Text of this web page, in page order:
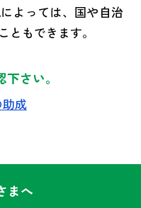
よっては、国や自治
ともできます。
さい。
助成
まへ